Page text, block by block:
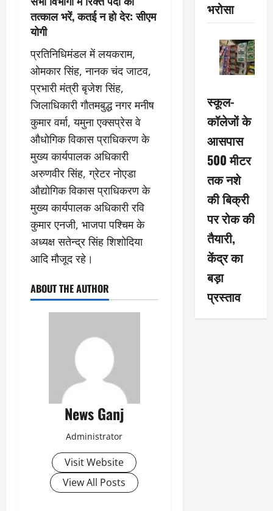
तत्काल भरें, कतई न हो देर: सीएम
योगी
प्रतिनिधिमंडल में लयकराम,
ओमकार सिंह, नानक चंद जाटव,
प्रभारी मंत्री बृजेश सिंह,
जिलाधिकारी गौतमबुद्ध नगर मनीष
कुमार वर्मा, यमुना एक्सप्रेस वे
औधोगिक विकास प्राधिकरण के
मुख्य कार्यपालक अधिकारी
अरुणवीर सिंह, ग्रेटर नोएडा
औद्योगिक विकास प्राधिकरण के
मुख्य कार्यपालक अधिकारी रवि
कुमार एनजी, भाजपा पश्चिम के
अध्यक्ष सतेन्द्र सिंह शिशोदिया
आदि मौजूद रहे।
ABOUT THE AUTHOR
News Ganj
Administrator
Visit Website
View All Posts
भरोसा
स्कूल-
कॉलेजों के
आसपास
500 मीटर
तक नशे
की बिक्री
पर रोक की
तैयारी,
केंद्र का
बड़ा
प्रस्ताव